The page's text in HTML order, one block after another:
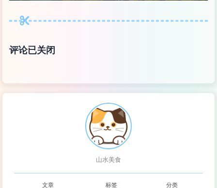
评论已关闭
山水美食
文章 标签 分类